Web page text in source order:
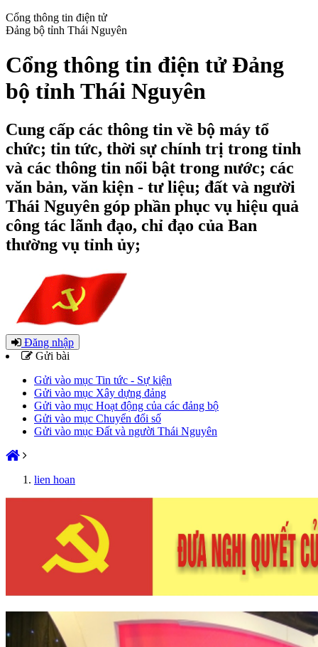
Cổng thông tin điện tử
Đảng bộ tỉnh Thái Nguyên
Cổng thông tin điện tử Đảng
bộ tỉnh Thái Nguyên
Cung cấp các thông tin về bộ máy tổ
chức; tin tức, thời sự chính trị trong tỉnh
và các thông tin nổi bật trong nước; các
văn bản, văn kiện - tư liệu; đất và người
Thái Nguyên góp phần phục vụ hiệu quả
công tác lãnh đạo, chỉ đạo của Ban
thường vụ tỉnh ủy;
Đăng nhập
Gửi bài
Gửi vào mục Tin tức - Sự kiện
Gửi vào mục Xây dựng đảng
Gửi vào mục Hoạt động của các đảng bộ
Gửi vào mục Chuyển đổi số
Gửi vào mục Đất và người Thái Nguyên
lien hoan